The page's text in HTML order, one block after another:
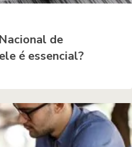
de
é essencial?